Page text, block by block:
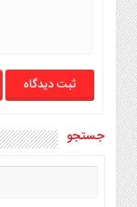
جستجو